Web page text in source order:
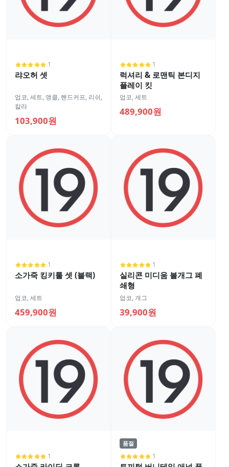
1
랴오허 셋
업코,세트,앵클, 핸드커프, 리쉬,
칼라
103,900원
1
럭셔리 & 로맨틱 본디지
플레이 킷
업코,세트
489,900원
1
소가죽 킹키툴 셋 (블랙)
업코,세트
459,900원
1
실리콘 미디움 볼개그 폐
쇄형
업코,개그
39,900원
1
품절
1